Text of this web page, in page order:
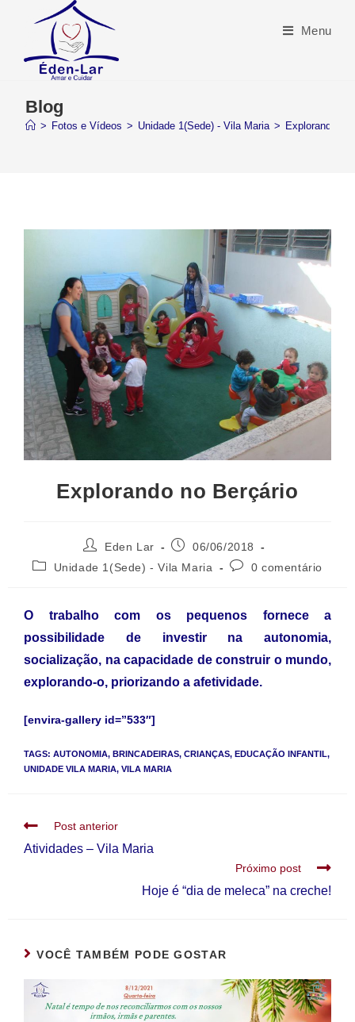
Menu
Blog
> Fotos e Vídeos > Unidade 1(Sede) - Vila Maria > Explorando no
Explorando no Berçário
Eden Lar
06/06/2018
Unidade 1(Sede) - Vila Maria
0 comentário
O trabalho com os pequenos fornece a
possibilidade de investir na autonomia,
socialização, na capacidade de construir o mundo,
explorando-o, priorizando a afetividade.
[envira-gallery id=”533″]
TAGS: AUTONOMIA, BRINCADEIRAS, CRIANÇAS, EDUCAÇÃO INFANTIL,
UNIDADE VILA MARIA, VILA MARIA
Post anterior
Atividades – Vila Maria
Próximo post
Hoje é “dia de meleca” na creche!
VOCÊ TAMBÉM PODE GOSTAR